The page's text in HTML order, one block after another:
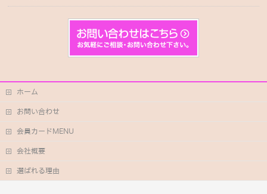
ホーム
お問い合わせ
会員カードMENU
会社概要
選ばれる理由